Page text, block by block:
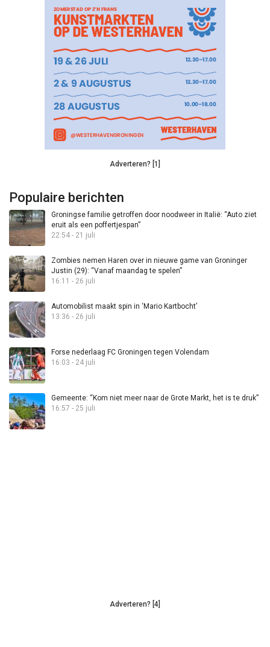
Adverteren? [1]
Populaire berichten
Groningse familie getroffen door noodweer in Italië: “Auto ziet
eruit als een poffertjespan”
22:54 - 21 juli
Zombies nemen Haren over in nieuwe game van Groninger
Justin (29): “Vanaf maandag te spelen”
16:11 - 26 juli
Automobilist maakt spin in ‘Mario Kartbocht’
13:36 - 26 juli
Forse nederlaag FC Groningen tegen Volendam
16:03 - 24 juli
Gemeente: “Kom niet meer naar de Grote Markt, het is te druk”
16:57 - 25 juli
Adverteren? [4]